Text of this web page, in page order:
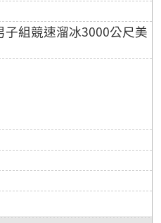
子組競速溜冰3000公尺美